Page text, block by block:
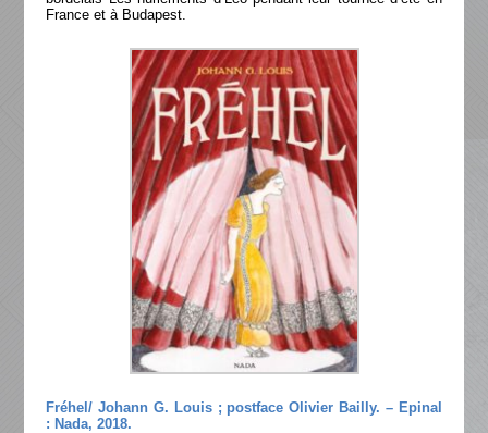
France et à Budapest.
Fréhel/ Johann G. Louis ; postface Olivier Bailly. – Epinal
: Nada, 2018.